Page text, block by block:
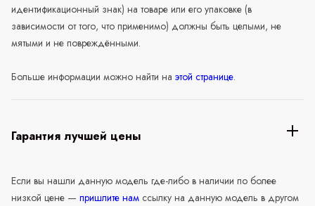
идентификационный знак) на товаре или его упаковке (в
зависимости от того, что применимо) должны быть целыми, не
мятыми и не повреждёнными.
Больше информации можно найти на этой странице.
Гарантия лучшей цены
Если вы нашли данную модель где-либо в наличии по более
низкой цене — пришлите нам ссылку на данную модель в другом